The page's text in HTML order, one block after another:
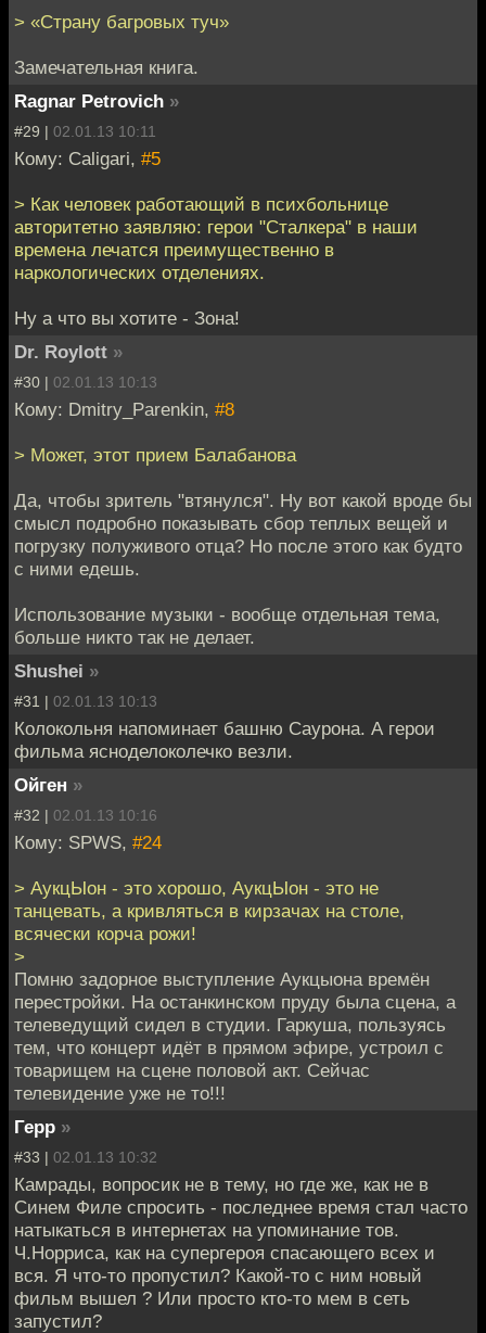
> «Страну багровых туч»
Замечательная книга.
Ragnar Petrovich »
#29 | 02.01.13 10:11
Кому: Caligari, #5
> Как человек работающий в психбольнице
авторитетно заявляю: герои "Сталкера" в наши
времена лечатся преимущественно в
наркологических отделениях.
Ну а что вы хотите - Зона!
Dr. Roylott »
#30 | 02.01.13 10:13
Кому: Dmitry_Parenkin, #8
> Может, этот прием Балабанова
Да, чтобы зритель "втянулся". Ну вот какой вроде бы
смысл подробно показывать сбор теплых вещей и
погрузку полуживого отца? Но после этого как будто
с ними едешь.
Использование музыки - вообще отдельная тема,
больше никто так не делает.
Shushei »
#31 | 02.01.13 10:13
Колокольня напоминает башню Саурона. А герои
фильма ясноделоколечко везли.
Ойген »
#32 | 02.01.13 10:16
Кому: SPWS, #24
> АукцЫон - это хорошо, АукцЫон - это не
танцевать, а кривляться в кирзачах на столе,
всячески корча рожи!
>
Помню задорное выступление Аукцыона времён
перестройки. На останкинском пруду была сцена, а
телеведущий сидел в студии. Гаркуша, пользуясь
тем, что концерт идёт в прямом эфире, устроил с
товарищем на сцене половой акт. Сейчас
телевидение уже не то!!!
Герр »
#33 | 02.01.13 10:32
Камрады, вопросик не в тему, но где же, как не в
Синем Филе спросить - последнее время стал часто
натыкаться в интернетах на упоминание тов.
Ч.Норриса, как на супергероя спасающего всех и
вся. Я что-то пропустил? Какой-то с ним новый
фильм вышел ? Или просто кто-то мем в сеть
запустил?